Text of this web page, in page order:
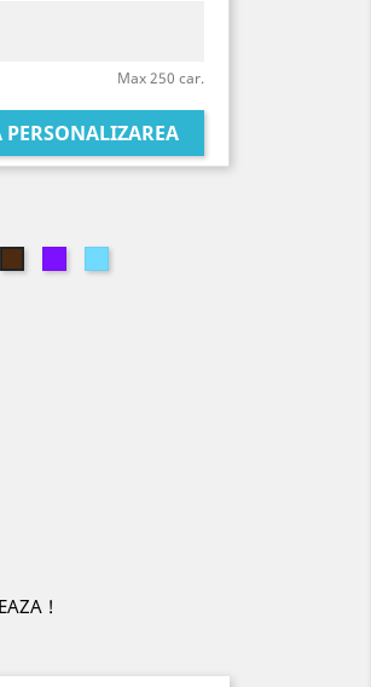
Max 250 car.
PERSONALIZAREA
!